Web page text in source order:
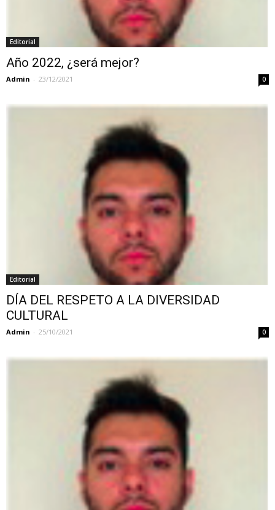
Editorial
Año 2022, ¿será mejor?
Admin - 23/12/2021 0
Editorial
DÍA DEL RESPETO A LA DIVERSIDAD
CULTURAL
Admin - 25/10/2021 0